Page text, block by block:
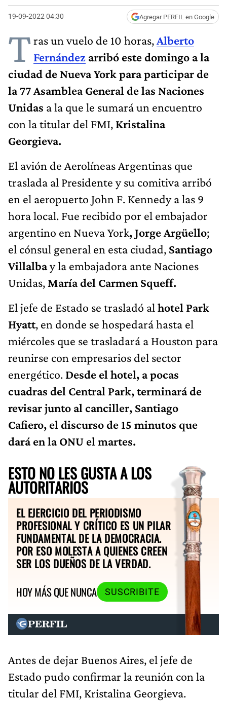
19-09-2022 04:30 Agregar PERFIL en Google
Tras un vuelo de 10 horas,Alberto
Fernández arribó este domingo a la
ciudad de Nueva York para participar de
la 77 Asamblea General de las Naciones
Unidas a la que le sumará un encuentro
con la titular del FMI, Kristalina
Georgieva.
El avión de Aerolíneas Argentinas que
traslada al Presidente y su comitiva arribó
en el aeropuerto John F. Kennedy a las 9
hora local. Fue recibido por el embajador
argentino en Nueva York, Jorge Argüello;
el cónsul general en esta ciudad, Santiago
Villalbay la embajadora ante Naciones
Unidas, María del Carmen Squeff.
El jefe de Estado se trasladó al hotel Park
Hyatt, en donde se hospedará hasta el
miércoles que se trasladará a Houston para
reunirse con empresarios del sector
energético. Desde el hotel, a pocas
cuadras del Central Park, terminará de
revisar junto al canciller, Santiago
Cafiero, el discurso de 15 minutos que
dará en la ONU el martes.
ESTO NO LES GUSTA A LOS
AUTORITARIOS
EL EJERCICIO DEL PERIODISMO
PROFESIONAL Y CRÍTICO ES UN PILAR
FUNDAMENTAL DE LA DEMOCRACIA.
POR ESO MOLESTA A QUIENES CREEN
SER LOS DUEÑOS DE LA VERDAD.
HOY MÁS QUE NUNCA
SUSCRIBITE
Antes de dejar Buenos Aires, el jefe de
Estado pudo confirmar la reunión con la
titular del FMI, Kristalina Georgieva.